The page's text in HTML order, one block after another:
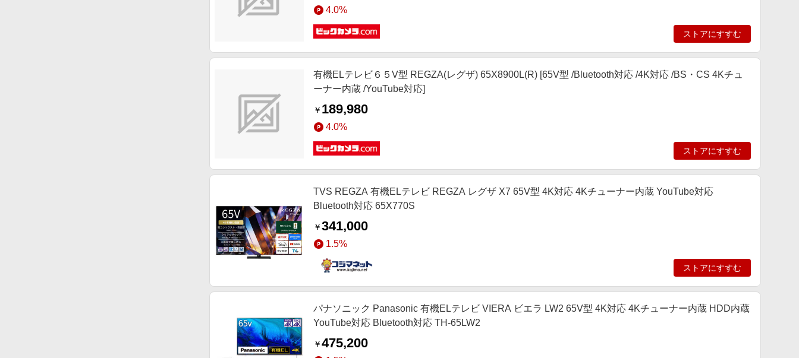
4.0%
ストアにすすむ
有機ELテレビ６５V型 REGZA(レグザ) 65X8900L(R) [65V型 /Bluetooth対応 /4K対応 /BS・CS 4Kチュ
ーナー内蔵 /YouTube対応]
￥ 189,980
4.0%
ストアにすすむ
TVS REGZA 有機ELテレビ REGZA レグザ X7 65V型 4K対応 4Kチューナー内蔵 YouTube対応
Bluetooth対応 65X770S
￥341,000
1.5%
ストアにすすむ
パナソニック Panasonic 有機ELテレビ VIERA ビエラ LW2 65V型 4K対応 4Kチューナー内蔵 HDD内蔵
YouTube対応 Bluetooth対応 TH-65LW2
￥475,200